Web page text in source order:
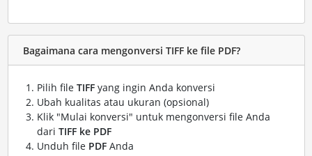
Bagaimana cara mengonversi TIFF ke file PDF?
Pilih file TIFFyang ingin Anda konversi
Ubah kualitas atau ukuran (opsional)
Klik "Mulai konversi" untuk mengonversi file Anda
dari TIFF ke PDF
Unduh file PDFAnda